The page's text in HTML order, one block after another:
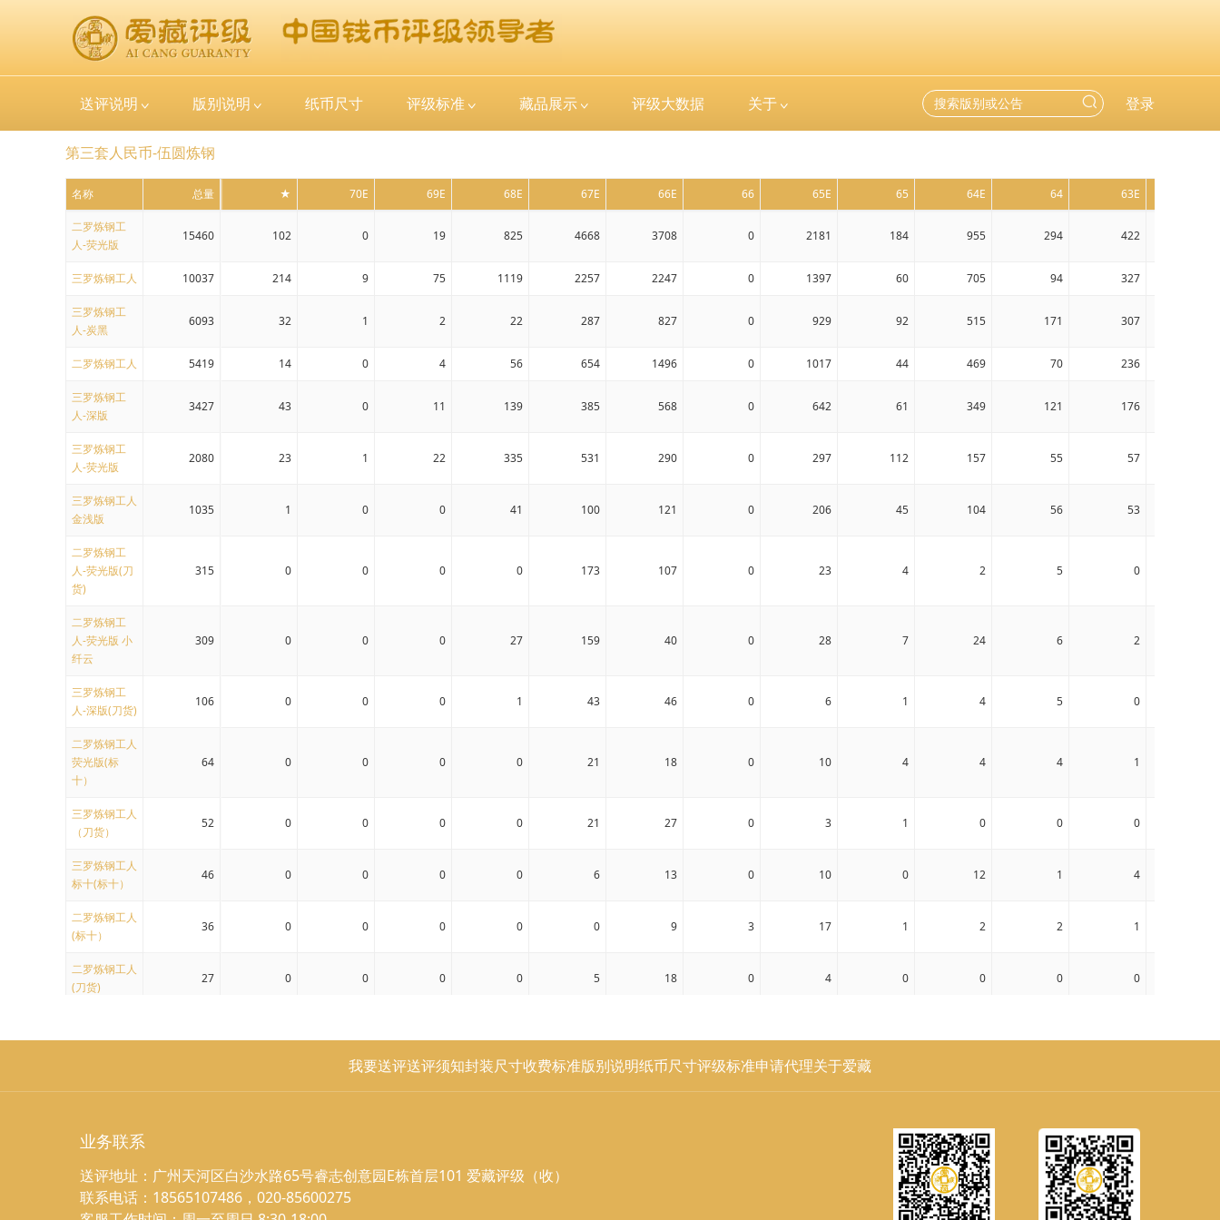
送评说明 版别说明 纸币尺寸 评级标准 藏品展示 评级大数据 关于 登录
第三套人民币-伍圆炼钢
名称 总量 ★ 70E 69E 68E 67E 66E 66 65E 65 64E 64 63E
二罗炼钢工
人-荧光版
15460 102 0 19 825 4668 3708 0 2181 184 955 294 422
三罗炼钢工人 10037 214 9 75 1119 2257 2247 0 1397 60 705 94 327
三罗炼钢工
人-炭黑
6093 32 1 2 22 287 827 0 929 92 515 171 307
二罗炼钢工人 5419 14 0 4 56 654 1496 0 1017 44 469 70 236
三罗炼钢工
人-深版
3427 43 0 11 139 385 568 0 642 61 349 121 176
三罗炼钢工
人-荧光版
2080 23 1 22 335 531 290 0 297 112 157 55 57
三罗炼钢工人
金浅版
1035 1 0 0 41 100 121 0 206 45 104 56 53
二罗炼钢工
人-荧光版(刀
货)
315 0 0 0 0 173 107 0 23 4 2 5 0
二罗炼钢工
人-荧光版 小
纤云
309 0 0 0 27 159 40 0 28 7 24 6 2
三罗炼钢工
人-深版(刀货)
106 0 0 0 1 43 46 0 6 1 4 5 0
二罗炼钢工人
荧光版(标
十）
64 0 0 0 0 21 18 0 10 4 4 4 1
三罗炼钢工人
（刀货）
52 0 0 0 0 21 27 0 3 1 0 0 0
三罗炼钢工人
标十(标十）
46 0 0 0 0 6 13 0 10 0 12 1 4
二罗炼钢工人
(标十）
36 0 0 0 0 0 9 3 17 1 2 2 1
二罗炼钢工人
(刀货)
27 0 0 0 0 5 18 0 4 0 0 0 0
荧光版-长码
人-炭黑（刀
18 0 0 0 0 2 13 0 3 0 0 0 0 0
三罗炼钢工人
版
1 1 2
二罗炼钢工人
我要送评送评须知封装尺寸收费标准版别说明纸币尺寸评级标准申请代理关于爱藏
业务联系
送评地址：广州天河区白沙水路65号睿志创意园E栋首层101 爱藏评级（收）
联系电话：18565107486，020-85600275